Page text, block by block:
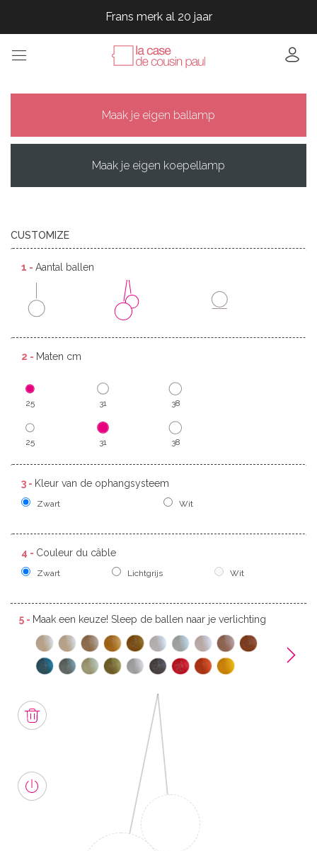
Frans merk al 20 jaar
Frans merk al 20 jaar
Frans merk al 20 jaar
Maak je eigen ballamp
Maak je eigen koepellamp
CUSTOMIZE
1 - Aantal ballen
2 - Maten cm
25 31 38
25 31 38
3 - Kleur van de ophangsysteem
Zwart Wit
4 - Couleur du câble
Zwart Lichtgrijs Wit
5 - Maak een keuze! Sleep de ballen naar je verlichting